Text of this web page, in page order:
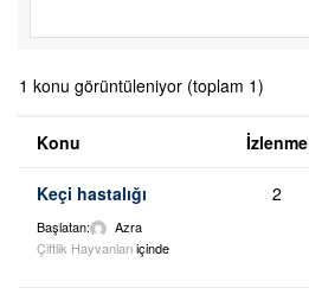
1 konu görüntüleniyor (toplam 1)
Konu İzlenme
Keçi hastalığı
Başlatan:
Azra
Çiftlik Hayvanlarıiçinde
2